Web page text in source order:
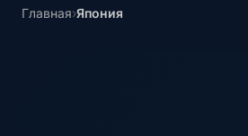
Главная›Япония